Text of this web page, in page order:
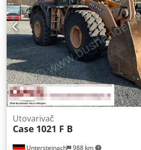
Untersteinach 988 km
Utovarivač
Case 1021 F B